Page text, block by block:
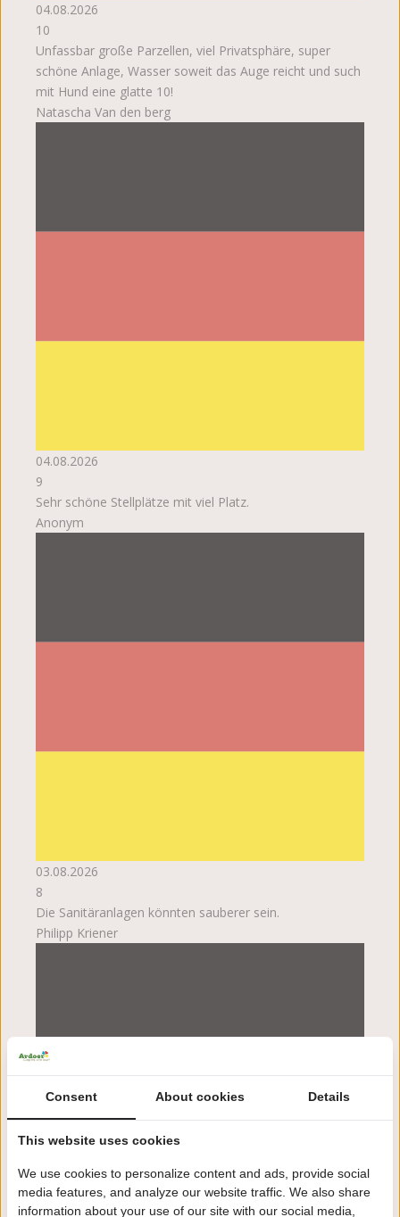
04.08.2026
10
Unfassbar große Parzellen, viel Privatsphäre, super
schöne Anlage, Wasser soweit das Auge reicht und such
mit Hund eine glatte 10!
Natascha Van den berg
04.08.2026
9
Sehr schöne Stellplätze mit viel Platz.
Anonym
03.08.2026
8
Die Sanitäranlagen könnten sauberer sein.
Philipp Kriener
Consent About cookies Details
This website uses cookies
We use cookies to personalize content and ads, provide social
media features, and analyze our website traffic. We also share
information about your use of our site with our social media,